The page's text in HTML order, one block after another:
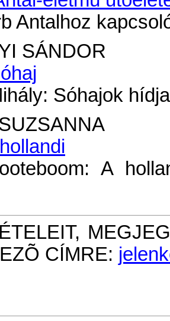
Antalhoz
SÁNDOR
Sóhajok
A
CÍMRE: